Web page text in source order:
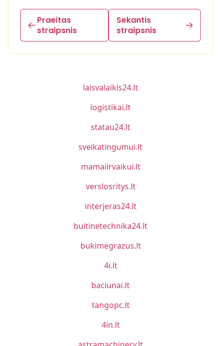
Praeitas
straipsnis
Sekantis
straipsnis
laisvalaikis24.lt
logistikai.lt
statau24.lt
sveikatingumui.lt
mamaiirvaikui.lt
verslosritys.lt
interjeras24.lt
buitinetechnika24.lt
bukimegrazus.lt
4i.lt
baciunai.lt
tangopc.lt
4in.lt